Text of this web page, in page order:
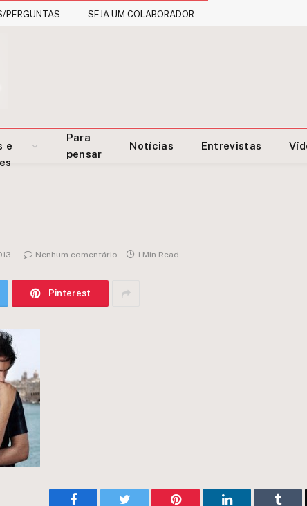
PERGUNTAS SEJA UM COLABORADOR
e
Para
pensar
Notícias Entrevistas
Nenhum comentário 1 Min Read
Pinterest
Facebook Twitter Pinterest LinkedIn